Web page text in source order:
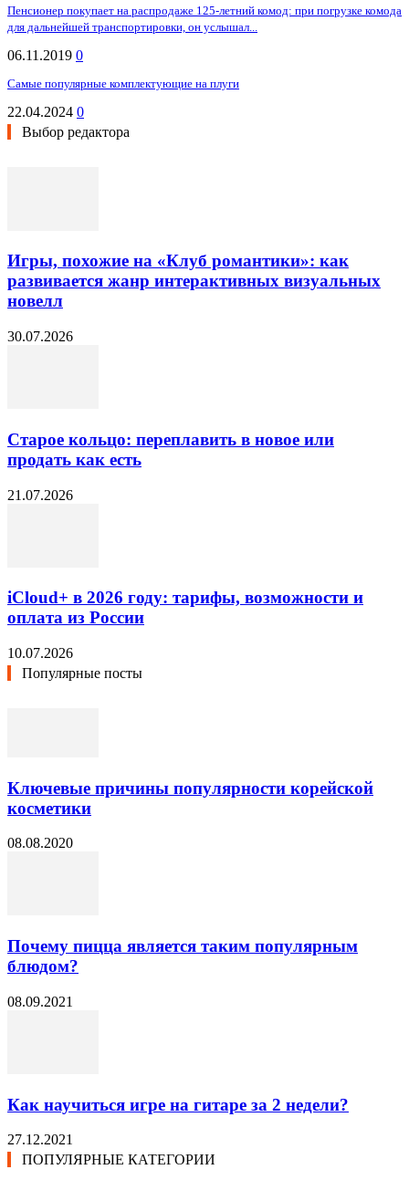
Пенсионер покупает на распродаже 125-летний комод: при погрузке комода
для дальнейшей транспортировки, он услышал...
06.11.2019 0
Самые популярные комплектующие на плуги
22.04.2024 0
Выбор редактора
Игры, похожие на «Клуб романтики»: как
развивается жанр интерактивных визуальных
новелл
30.07.2026
Старое кольцо: переплавить в новое или
продать как есть
21.07.2026
iCloud+ в 2026 году: тарифы, возможности и
оплата из России
10.07.2026
Популярные посты
Ключевые причины популярности корейской
косметики
08.08.2020
Почему пицца является таким популярным
блюдом?
08.09.2021
Как научиться игре на гитаре за 2 недели?
27.12.2021
ПОПУЛЯРНЫЕ КАТЕГОРИИ